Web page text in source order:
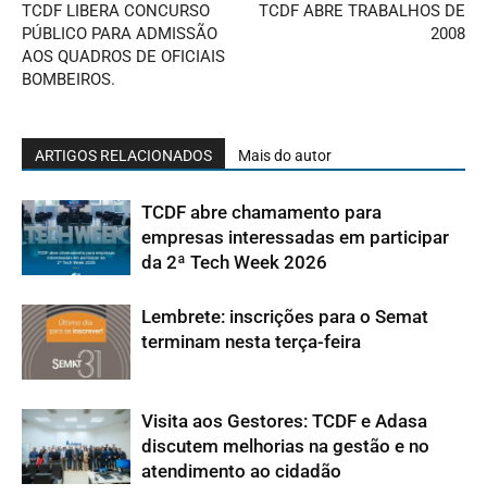
TCDF LIBERA CONCURSO
PÚBLICO PARA ADMISSÃO
AOS QUADROS DE OFICIAIS
BOMBEIROS.
TCDF ABRE TRABALHOS DE
2008
ARTIGOS RELACIONADOS Mais do autor
TCDF abre chamamento para
empresas interessadas em participar
da 2ª Tech Week 2026
Lembrete: inscrições para o Semat
terminam nesta terça-feira
Visita aos Gestores: TCDF e Adasa
discutem melhorias na gestão e no
atendimento ao cidadão